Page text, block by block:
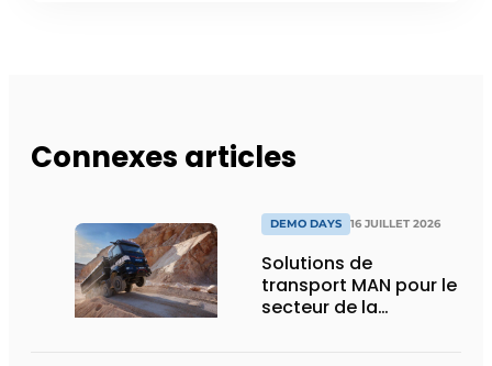
Connexes articles
DEMO DAYS 16 JUILLET 2026
Solutions de
transport MAN pour le
secteur de la